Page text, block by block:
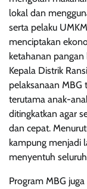
lokal dan
serta pelaku
menciptakan
ketahanan pangan
Kepala Distrik
pelaksanaan
terutama anak-
ditingkatkan agar
dan cepat.
kampung menjadi
menyentuh
Program MBG